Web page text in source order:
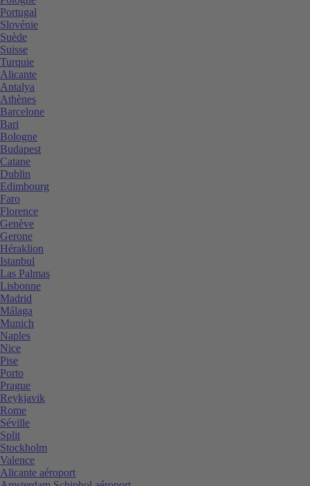
Portugal
Slovénie
Suède
Suisse
Turquie
Alicante
Antalya
Athènes
Barcelone
Bari
Bologne
Budapest
Catane
Dublin
Edimbourg
Faro
Florence
Genève
Gerone
Héraklion
Istanbul
Las Palmas
Lisbonne
Madrid
Málaga
Munich
Naples
Nice
Pise
Porto
Prague
Reykjavik
Rome
Séville
Split
Stockholm
Valence
Alicante aéroport